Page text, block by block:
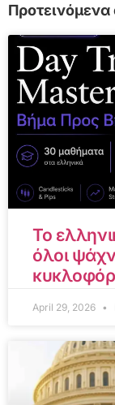
Το
όλοι
April 29, 2026